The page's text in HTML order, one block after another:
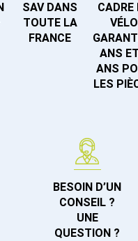
SAV DANS
TOUTE LA
FRANCE
CADRE
VÉLO
ANS
ANS
LES
BESOIN D’UN
CONSEIL ?
UNE
QUESTION ?